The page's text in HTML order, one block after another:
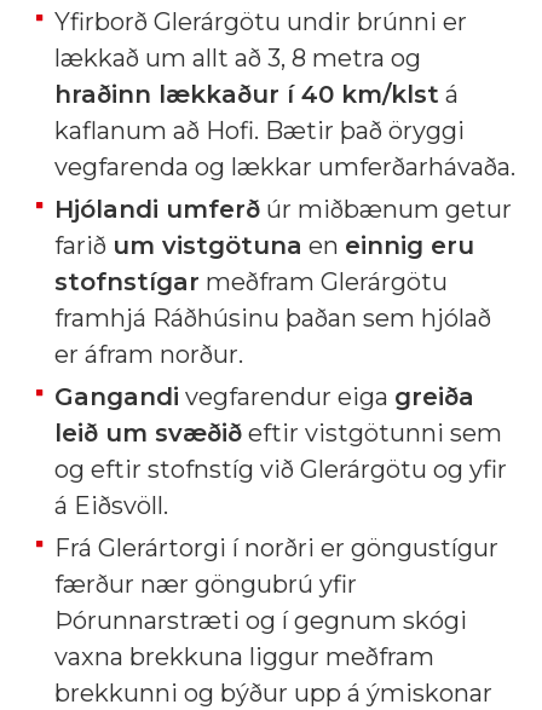
Yfirborð Glerárgötu undir brúnni er
lækkað um allt að 3, 8 metra og
hraðinn lækkaður í 40 km/klst á
kaflanum að Hofi. Bætir það öryggi
vegfarenda og lækkar umferðarhávaða.
Hjólandi umferð úr miðbænum getur
farið um vistgötuna en einnig eru
stofnstígar meðfram Glerárgötu
framhjá Ráðhúsinu þaðan sem hjólað
er áfram norður.
Gangandi vegfarendur eiga greiða
leið um svæðið eftir vistgötunni sem
og eftir stofnstíg við Glerárgötu og yfir
á Eiðsvöll.
Frá Glerártorgi í norðri er göngustígur
færður nær göngubrú yfir
Þórunnarstræti og í gegnum skógi
vaxna brekkuna liggur meðfram
brekkunni og býður upp á ýmiskonar